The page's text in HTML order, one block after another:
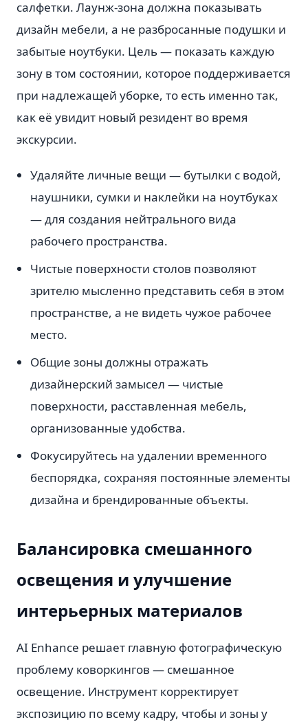
салфетки. Лаунж-зона должна показывать
дизайн мебели, а не разбросанные подушки и
забытые ноутбуки. Цель — показать каждую
зону в том состоянии, которое поддерживается
при надлежащей уборке, то есть именно так,
как её увидит новый резидент во время
экскурсии.
Удаляйте личные вещи — бутылки с водой,
наушники, сумки и наклейки на ноутбуках
— для создания нейтрального вида
рабочего пространства.
Чистые поверхности столов позволяют
зрителю мысленно представить себя в этом
пространстве, а не видеть чужое рабочее
место.
Общие зоны должны отражать
дизайнерский замысел — чистые
поверхности, расставленная мебель,
организованные удобства.
Фокусируйтесь на удалении временного
беспорядка, сохраняя постоянные элементы
дизайна и брендированные объекты.
Балансировка смешанного
освещения и улучшение
интерьерных материалов
AI Enhance решает главную фотографическую
проблему коворкингов — смешанное
освещение. Инструмент корректирует
экспозицию по всему кадру, чтобы и зоны у